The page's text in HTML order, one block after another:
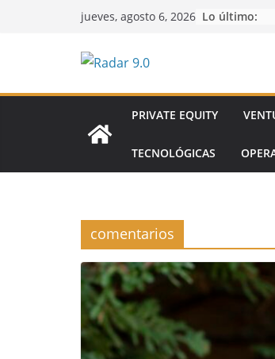
jueves, agosto 6, 2026 Lo último:
PRIVATE EQUITY
TECNOLÓGICAS
comentarios